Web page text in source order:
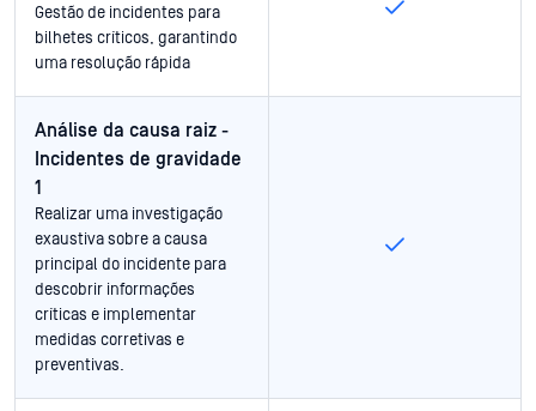
Gestão de incidentes para
bilhetes críticos, garantindo
uma resolução rápida
Análise da causa raiz -
Incidentes de gravidade
1
Realizar uma investigação
exaustiva sobre a causa
principal do incidente para
descobrir informações
críticas e implementar
medidas corretivas e
preventivas.